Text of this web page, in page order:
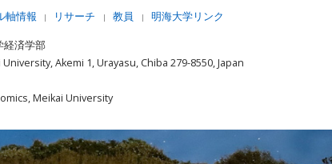
軸情報 リサーチ 教員 明海大学リンク
経済学部
Akemi 1, Urayasu, Chiba 279-8550, Japan
Meikai University